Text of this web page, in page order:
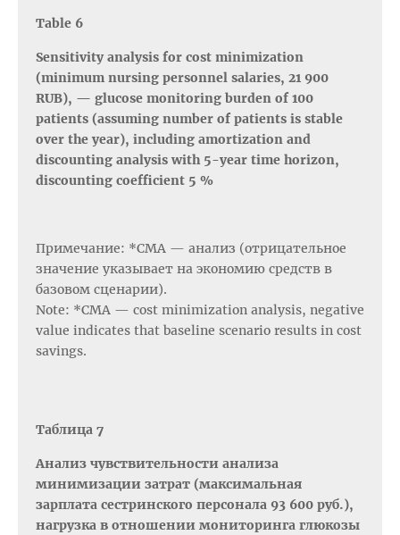
Table 6
Sensitivity analysis for cost minimization
(minimum nursing personnel salaries, 21 900
RUB), — glucose monitoring burden of 100
patients (assuming number of patients is stable
over the year), including amortization and
discounting analysis with 5-year time horizon,
discounting coefficient 5 %
Примечание: *СМА — анализ (отрицательное
значение указывает на экономию средств в
базовом сценарии).
Note: *CMA — cost minimization analysis, negative
value indicates that baseline scenario results in cost
savings.
Таблица 7
Анализ чувствительности анализа
минимизации затрат (максимальная
зарплата сестринского персонала 93 600 руб.),
нагрузка в отношении мониторинга глюкозы